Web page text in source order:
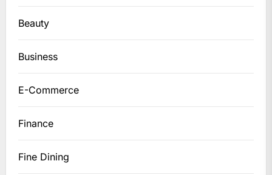
Beauty
Business
E-Commerce
Finance
Fine Dining